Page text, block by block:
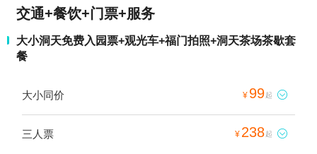
交通+餐饮+门票+服务
大小洞天免费入园票+观光车+福门拍照+洞天茶场茶歇套
餐
大小同价 ¥ 99起 
三人票 ¥ 238起 